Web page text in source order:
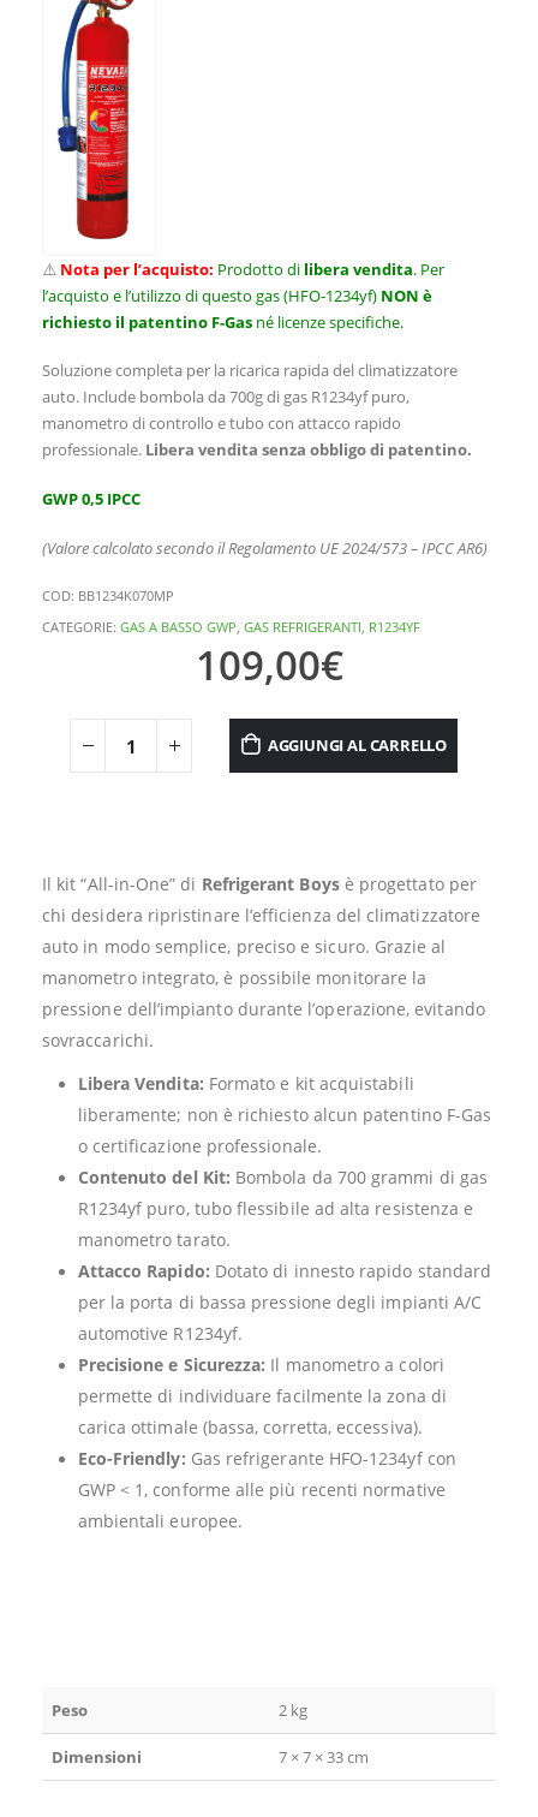
⚠️ Nota per l’acquisto: Prodotto di libera vendita. Per
l’acquisto e l’utilizzo di questo gas (HFO-1234yf) NON è
richiesto il patentino F-Gas né licenze specifiche.
Soluzione completa per la ricarica rapida del climatizzatore
auto. Include bombola da 700g di gas R1234yf puro,
manometro di controllo e tubo con attacco rapido
professionale. Libera vendita senza obbligo di patentino.
GWP 0,5 IPCC
(Valore calcolato secondo il Regolamento UE 2024/573 – IPCC AR6)
COD: BB1234K070MP
CATEGORIE: GAS A BASSO GWP GAS REFRIGERANTI R1234YF
109,00€
AGGIUNGI AL CARRELLO
Il kit “All-in-One” di Refrigerant Boysè progettato per
chi desidera ripristinare l’efficienza del climatizzatore
auto in modo semplice, preciso e sicuro. Grazie al
manometro integrato, è possibile monitorare la
pressione dell’impianto durante l’operazione, evitando
sovraccarichi.
Libera Vendita: Formato e kit acquistabili
liberamente; non è richiesto alcun patentino F-Gas
o certificazione professionale.
Contenuto del Kit: Bombola da 700 grammi di gas
R1234yf puro, tubo flessibile ad alta resistenza e
manometro tarato.
Attacco Rapido: Dotato di innesto rapido standard
per la porta di bassa pressione degli impianti A/C
automotive R1234yf.
Precisione e Sicurezza: Il manometro a colori
permette di individuare facilmente la zona di
carica ottimale (bassa, corretta, eccessiva).
Eco-Friendly: Gas refrigerante HFO-1234yf con
GWP < 1, conforme alle più recenti normative
ambientali europee.
Peso 2 kg
Dimensioni 7 × 7 × 33 cm